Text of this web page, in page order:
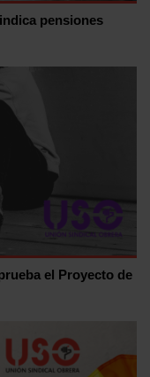
pensiones
el Proyecto de